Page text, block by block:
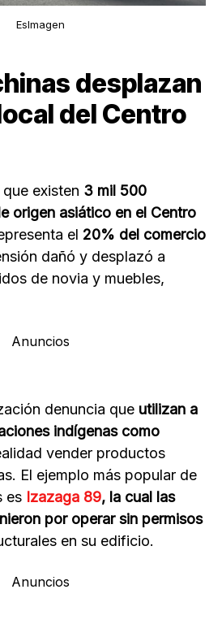
EsImagen
desplazan
del Centro
existen 3 mil 500
origen asiático en el Centro
el 20% del comercio
dañó y desplazó a
de novia y muebles,
Anuncios
denuncia que utilizan a
indígenas como
vender productos
El ejemplo más popular de
es Izazaga 89, la cual las
por operar sin permisos
en su edificio.
Anuncios